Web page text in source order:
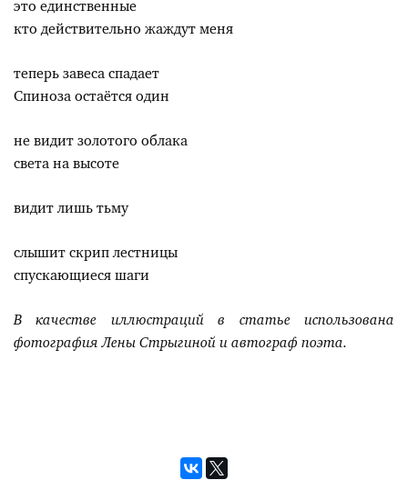
это единственные
кто действительно жаждут меня
теперь завеса спадает
Спиноза остаётся один
не видит золотого облака
света на высоте
видит лишь тьму
слышит скрип лестницы
спускающиеся шаги
В качестве иллюстраций в статье использована
фотография Лены Стрыгиной и автограф поэта.